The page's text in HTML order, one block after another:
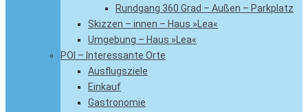
Rundgang 360 Grad – Außen – Parkplatz
Skizzen – innen – Haus »Lea«
Umgebung – Haus »Lea«
POI – Interessante Orte
Ausflugsziele
Einkauf
Gastronomie